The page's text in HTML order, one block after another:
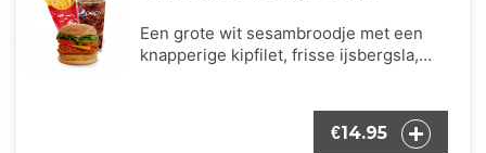
Een grote wit sesambroodje met een
knapperige kipfilet, frisse ijsbergsla,
dressing. Inclusief een portie Franse
frietjes en een frisdrank naar keuze.
€14.95